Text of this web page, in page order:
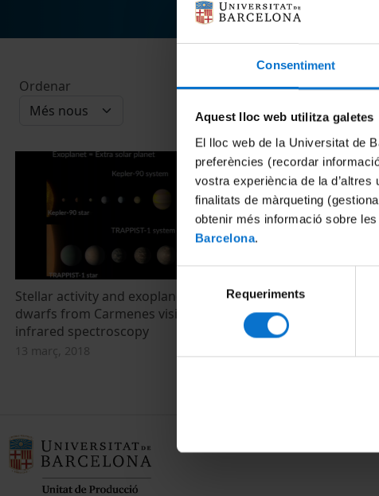
Consentiment
Aquest lloc web utilitza galetes
El lloc web de la Universitat de
preferències (recordar
vostra experiència de la
finalitats de màrqueting
obtenir més informació sobre
Barcelona.
consentiment
Requeriments
Ordenar
Stellar activity and exoplanets of M
dwarfs from Carmenes visible to near-
infrared spectroscopy
13 març, 2018
Planetología:
exoplanetas
1 març, 2009